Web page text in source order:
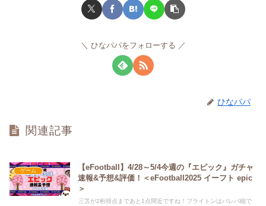
ひなパパをフォローする
ひなパパ
関連記事
ゲーム
【eFootball】4/28～5/4今週の『エピック』ガチャ
速報&予想&評価！＜eFootball2025 イーフト epic
＞
三笘が2桁得点まであと1点間近ですね！ブライトンはバレバ砲で